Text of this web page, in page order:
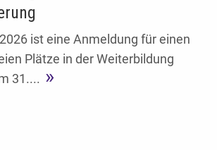
ist eine Anmeldung für einen
Plätze in der Weiterbildung
31....